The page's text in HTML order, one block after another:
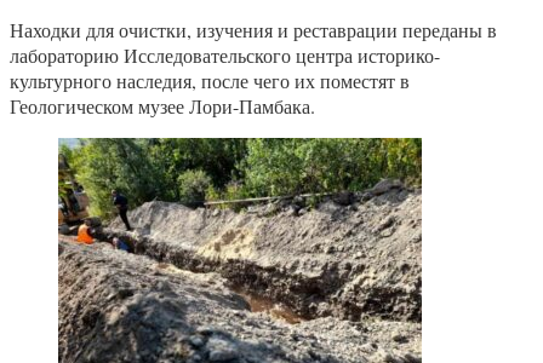
Находки для очистки, изучения и реставрации переданы в
лабораторию Исследовательского центра историко-
культурного наследия, после чего их поместят в
Геологическом музее Лори-Памбака.